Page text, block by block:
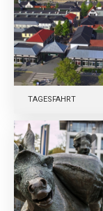
TAGESFAHRT